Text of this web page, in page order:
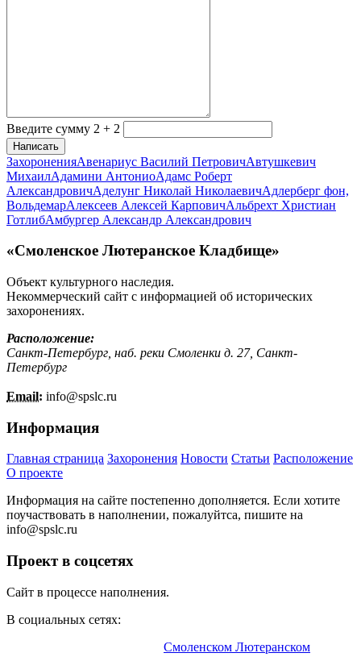
Введите сумму 2 + 2
Написать
ЗахороненияАвенариус Василий ПетровичАвтушкевич
МихаилАдамини АнтониоАдамс Роберт
АлександровичАделунг Николай НиколаевичАдлерберг фон,
ВольдемарАлексеев Алексей КарповичАльбрехт Христиан
ГотлибАмбургер Александр Александрович
«Смоленское Лютеранское Кладбище»
Объект культурного наследия.
Некоммерческий сайт с информацией об исторических
захоронениях.
Расположение:
Санкт-Петербург, наб. реки Смоленки д. 27, Санкт-
Петербург
Email: info@spslc.ru
Информация
Главная страница Захоронения Новости Статьи Расположение
О проекте
Информация на сайте постепенно дополняется. Если хотите
поучаствовать в наполнении, пожалуйтса, пишите на
info@spslc.ru
Проект в соцсетях
Сайт в процессе наполнения.
В социальных сетях:
Смоленском Лютеранском